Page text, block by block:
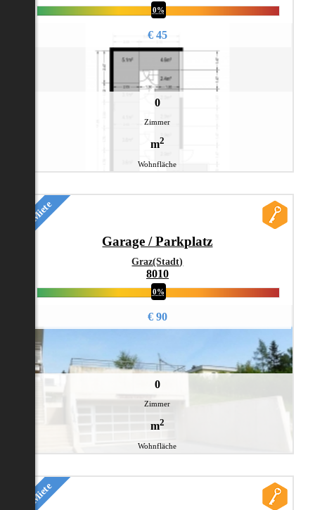
0%
€ 45
0
Zimmer
m2
Wohnfläche
Garage / Parkplatz
Graz(Stadt)
8010
0%
Miete
€ 90
0
Zimmer
m2
Wohnfläche
Miete